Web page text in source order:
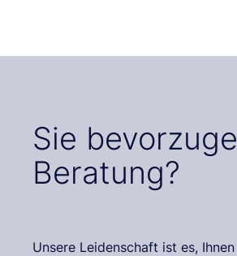
Sie
Beratung?
Unsere Leidenschaft ist es,